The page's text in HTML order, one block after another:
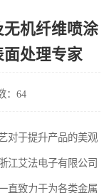
机纤维喷涂
处理专家
：64
对于提升产品的美观
江艾法电子有限公司
直致力于为各类金属